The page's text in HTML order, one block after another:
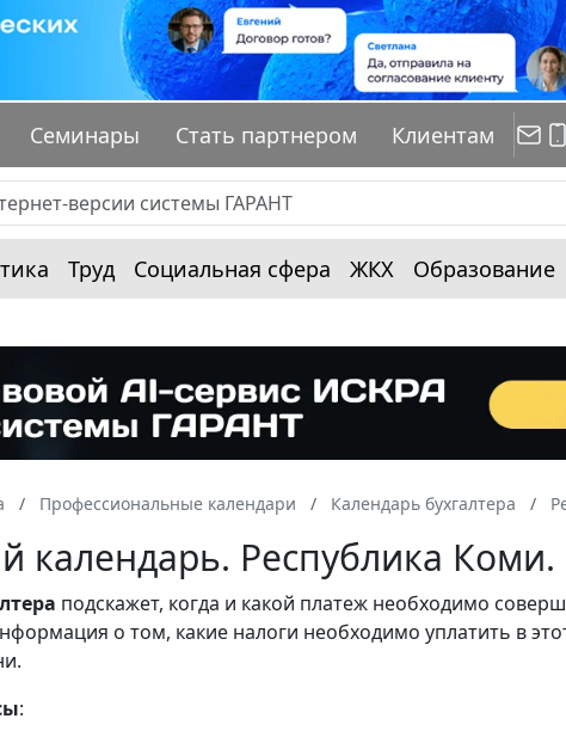
Семинары Стать партнером Клиентам
Труд Социальная сфера ЖКХ Образование
Профессиональные календари Календарь бухгалтера
календарь. Республика Коми.
подскажет, когда и какой платеж необходимо
о том, какие налоги необходимо уплатить в
: